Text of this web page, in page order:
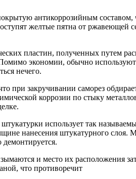
антикоррозийным
желтые пятна от ржавеющей
пластин, полученных путем
экономии, обычно
нечего.
при закручивании саморез
коррозии по стыку
использует так
нанесения штукатурного слоя.
демонтируется.
и место их расположения
что противоречит